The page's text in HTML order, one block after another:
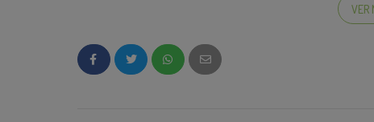
positiva para no mojar la cama por la noche.
Reduce las bebidas antes de acostarse.
durante el día, pero intenta reducir el exceso
el caso de que haga calor o haya hecho
VER